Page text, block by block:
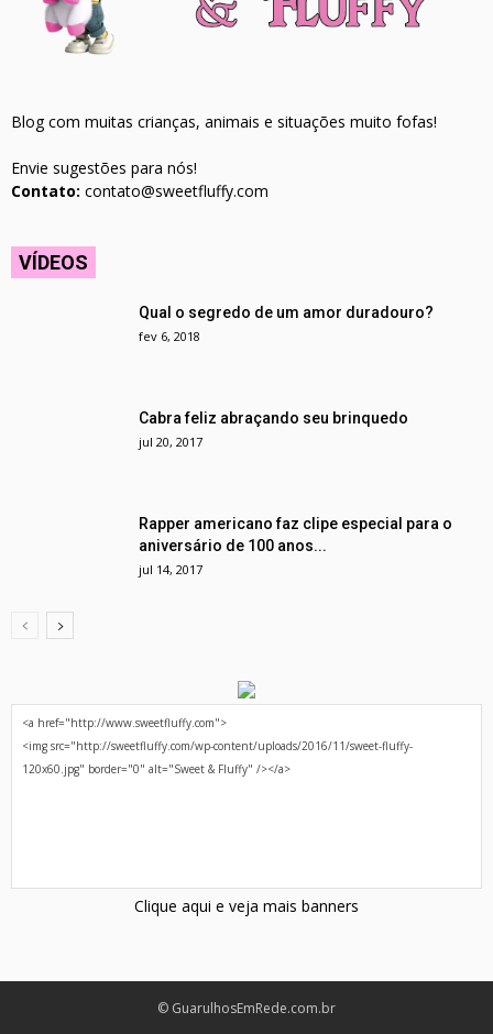
Blog com muitas crianças, animais e situações muito fofas!
Envie sugestões para nós!
Contato: contato@sweetfluffy.com
VÍDEOS
Qual o segredo de um amor duradouro?
fev 6, 2018
Cabra feliz abraçando seu brinquedo
jul 20, 2017
Rapper americano faz clipe especial para o
aniversário de 100 anos...
jul 14, 2017
Clique aqui e veja mais banners
© GuarulhosEmRede.com.br